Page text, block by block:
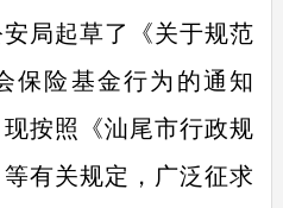
局起草了《关于规范
保险基金行为的通知
现按照《汕尾市行政规
有关规定，广泛征求